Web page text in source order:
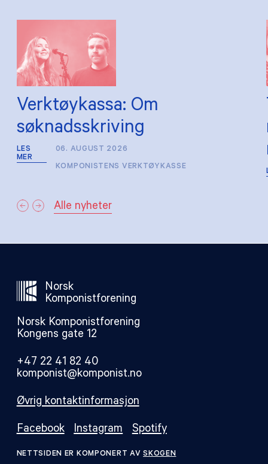
Verktøykassa: Om
søknadsskriving
LES
MER
06. AUGUST 2026
KOMPONISTENS VERKTØYKASSE
Alle nyheter
Norsk
Komponistforening
Norsk Komponistforening
Kongens gate 12
+47 22 41 82 40
komponist@komponist.no
Øvrig kontaktinformasjon
Facebook Instagram Spotify
NETTSIDEN ER KOMPONERT AVSKOGEN